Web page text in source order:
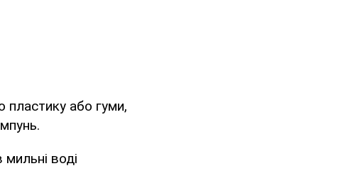
пластику або гуми,
мильні воді